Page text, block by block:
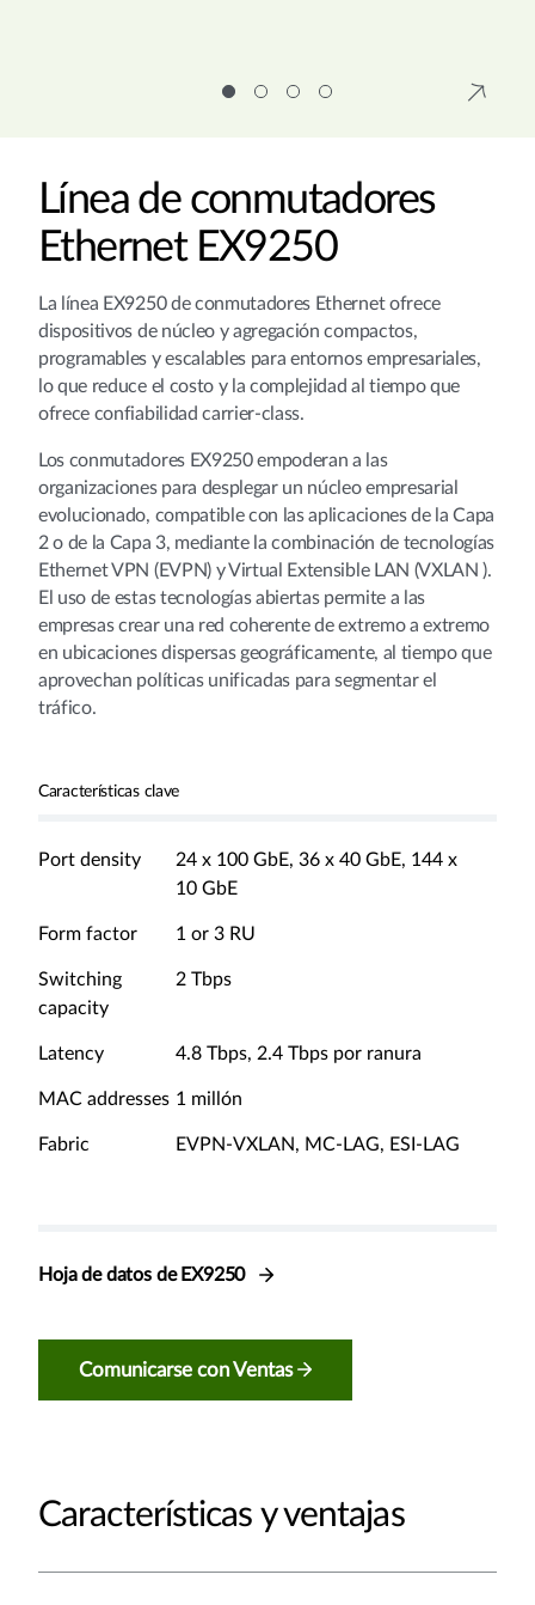
Línea de conmutadores
Ethernet EX9250
La línea EX9250 de conmutadores Ethernet ofrece
dispositivos de núcleo y agregación compactos,
programables y escalables para entornos empresariales,
lo que reduce el costo y la complejidad al tiempo que
ofrece confiabilidad carrier-class.
Los conmutadores EX9250 empoderan a las
organizaciones para desplegar un núcleo empresarial
evolucionado, compatible con las aplicaciones de la Capa
2 o de la Capa 3, mediante la combinación de tecnologías
Ethernet VPN (EVPN) y Virtual Extensible LAN (VXLAN ).
El uso de estas tecnologías abiertas permite a las
empresas crear una red coherente de extremo a extremo
en ubicaciones dispersas geográficamente, al tiempo que
aprovechan políticas unificadas para segmentar el
tráfico.
Características clave
Port density
24 x 100 GbE, 36 x 40 GbE, 144 x
10 GbE
Form factor 1 or 3 RU
Switching
capacity
2 Tbps
Latency 4.8 Tbps, 2.4 Tbps por ranura
MAC addresses 1 millón
Fabric EVPN-VXLAN, MC-LAG, ESI-LAG
Hoja de datos de EX9250
Comunicarse con Ventas
Características y ventajas